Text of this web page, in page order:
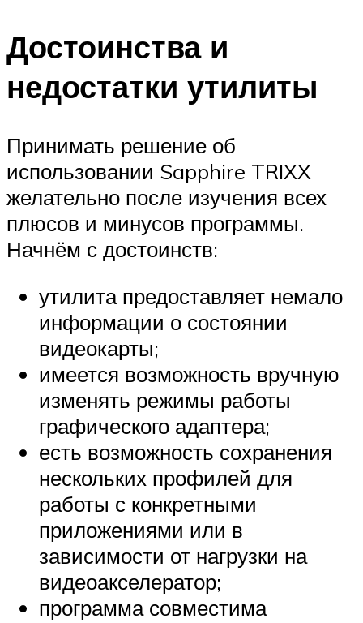
Достоинства и
недостатки утилиты
Принимать решение об
использовании Sapphire TRIXX
желательно после изучения всех
плюсов и минусов программы.
Начнём с достоинств:
утилита предоставляет немало
информации о состоянии
видеокарты;
имеется возможность вручную
изменять режимы работы
графического адаптера;
есть возможность сохранения
нескольких профилей для
работы с конкретными
приложениями или в
зависимости от нагрузки на
видеоакселератор;
программа совместима